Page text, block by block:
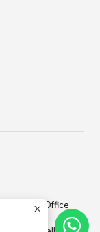
| Rover Office